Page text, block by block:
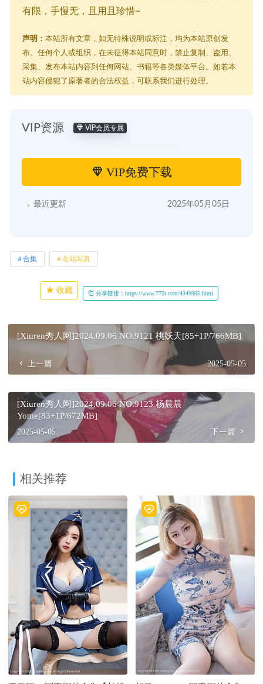
有限，手慢无，且用且珍惜~
声明： 本站所有文章，如无特殊说明或标注，均为本站原创发
布。任何个人或组织，在未征得本站同意时，禁止复制、盗用、
采集、发布本站内容到任何网站、书籍等各类媒体平台。如若本
站内容侵犯了原著者的合法权益，可联系我们进行处理。
VIP资源 VIP会员专属
VIP免费下载
最近更新 2025年05月05日
合集 名站写真
收藏 分享链接：https://www.775t.com/4349905.html
[Xiuren秀人网]2024.09.06 NO.9121 桃妖天[85+1P/766MB]
上一篇 2025-05-05
[Xiuren秀人网]2024.09.06 NO.9123 杨晨晨
Yome[83+1P/672MB]
2025-05-05 下一篇
相关推荐